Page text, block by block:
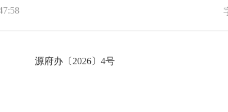
源府办〔2026〕4号